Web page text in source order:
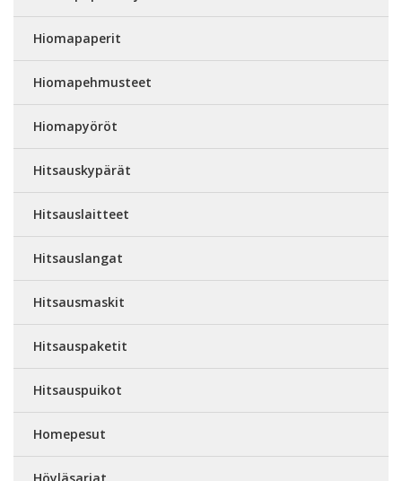
Hiomapaperit
Hiomapehmusteet
Hiomapyöröt
Hitsauskypärät
Hitsauslaitteet
Hitsauslangat
Hitsausmaskit
Hitsauspaketit
Hitsauspuikot
Homepesut